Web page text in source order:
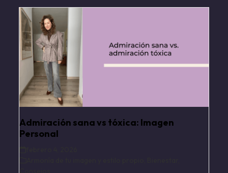
Admiración sana vs tóxica: Imagen
Personal